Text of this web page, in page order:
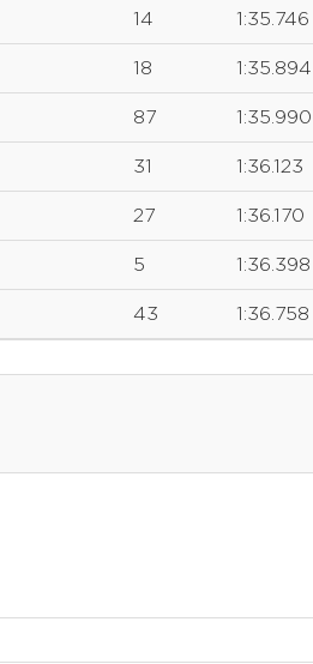
14 1:35.746
18 1:35.894
87 1:35.990
31 1:36.123
27 1:36.170
5 1:36.398
43 1:36.758